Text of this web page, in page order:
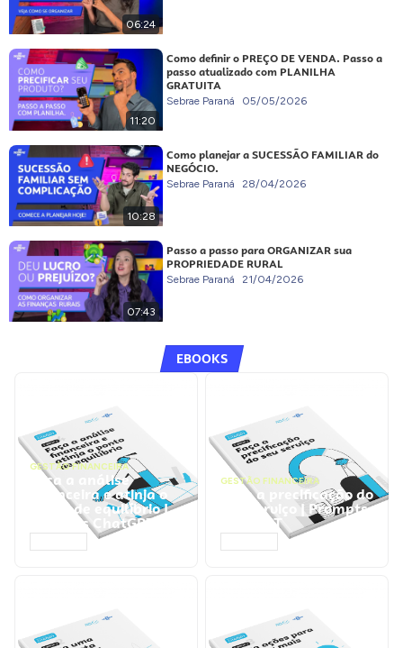
06:24
11:20
Como definir o PREÇO DE VENDA. Passo a
passo atualizado com PLANILHA
GRATUITA
Sebrae Paraná 05/05/2026
10:28
Como planejar a SUCESSÃO FAMILIAR do
NEGÓCIO.
Sebrae Paraná 28/04/2026
07:43
Passo a passo para ORGANIZAR sua
PROPRIEDADE RURAL
Sebrae Paraná 21/04/2026
EBOOKS
GESTÃO FINANCEIRA
Faça a análise
financeira e atinja o
ponto de equilíbrio |
Prompts ChatGPT
GESTÃO FINANCEIRA
Faça a precificação do
seu serviço | Prompts
ChatGPT